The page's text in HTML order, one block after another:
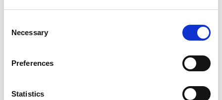
Selection
Necessary
Preferences
Statistics
fascinerende natur i Mecklenburgske Seenplatte og opdag
gåture langs bredden, actionfyldte vandsportsaktiviteter
eller afslappende timer i spa-området – her finder du alt,